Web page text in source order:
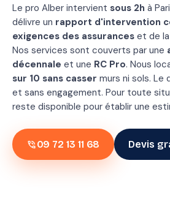
Le pro Alber intervient sous 2h à
délivre un rapport d'intervention
exigences des assurances et de la
Nos services sont couverts par une
décennale et une RC Pro. Nous
sur 10 sans casser murs ni sols.
et sans engagement. Pour toute
reste disponible pour établir une
phone_in_talk09 72 13 11 68 Devis